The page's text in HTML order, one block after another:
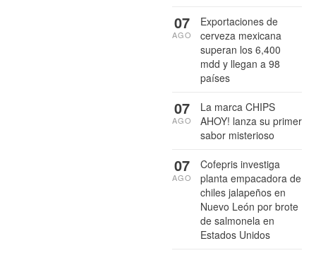
Exportaciones de
cerveza mexicana
superan los 6,400
mdd y llegan a 98
países
07
AGO
La marca CHIPS
AHOY! lanza su primer
sabor misterioso
07
AGO
Cofepris investiga
planta empacadora de
chiles jalapeños en
Nuevo León por brote
de salmonela en
Estados Unidos
07
AGO